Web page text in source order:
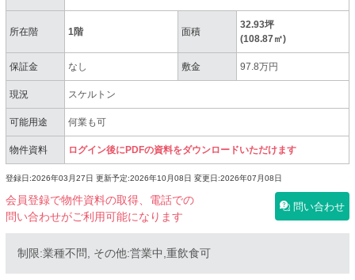
所在階 1階 面積
32.93坪
(108.87㎡)
保証金 なし 敷金 97.8万円
現況 スケルトン
可能用途 何業も可
物件資料 ログイン後にPDFの資料をダウンロードいただけます
登録日:2026年03月27日 更新予定:2026年10月08日 変更日:2026年07月08日
会員登録で物件資料の取得、電話での
問い合わせがご利用可能になります
問い合わせ
制限:業種不問, その他:営業中,重飲食可